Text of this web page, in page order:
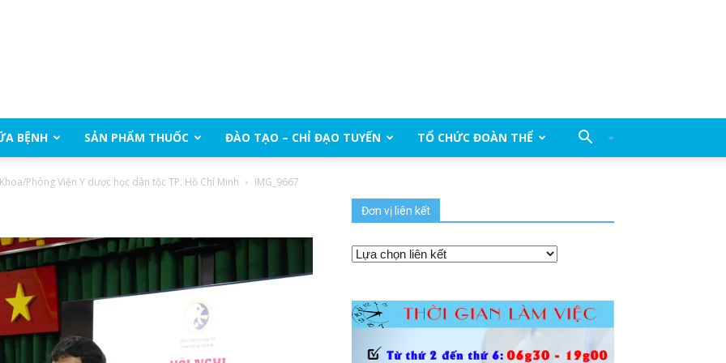
BỆNH SẢN PHẨM THUỐC ĐÀO TẠO – CHỈ ĐẠO TUYẾN TỔ CHỨC ĐOÀN THỂ
Phòng Viện Y dược học dân tộc TP. Hồ Chí Minh IMG_9667
Đơn vị liên kết